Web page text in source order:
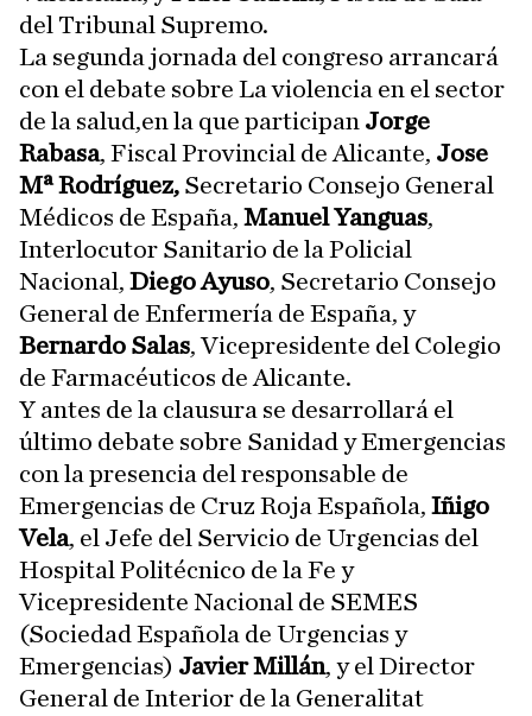
del Tribunal Supremo.
La segunda jornada del congreso arrancará
con el debate sobre La violencia en el sector
de la salud,en la que participan Jorge
Rabasa, Fiscal Provincial de Alicante, Jose
Mª Rodríguez, Secretario Consejo General
Médicos de España, Manuel Yanguas,
Interlocutor Sanitario de la Policial
Nacional, Diego Ayuso, Secretario Consejo
General de Enfermería de España, y
Bernardo Salas, Vicepresidente del Colegio
de Farmacéuticos de Alicante.
Y antes de la clausura se desarrollará el
último debate sobre Sanidad y Emergencias
con la presencia del responsable de
Emergencias de Cruz Roja Española, Iñigo
Vela, el Jefe del Servicio de Urgencias del
Hospital Politécnico de la Fe y
Vicepresidente Nacional de SEMES
(Sociedad Española de Urgencias y
Emergencias) Javier Millán, y el Director
General de Interior de la Generalitat